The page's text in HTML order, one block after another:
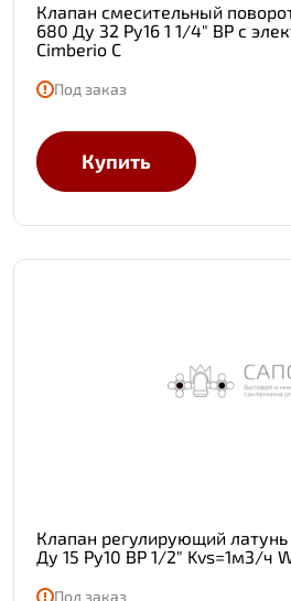
Клапан смесительный
680 Ду 32 Ру16 1 1/4" ВР с
Cimberio C
Под заказ
Купить
Клапан регулирующий
Ду 15 Ру10 ВР 1/2" Kvs=1м3/ч
Под заказ